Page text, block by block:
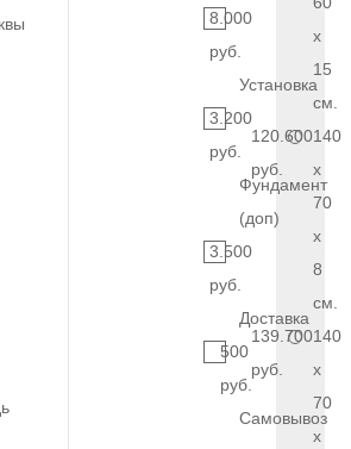
8.000
руб.
Установка
3.200
руб.
Фундамент
(доп)
3.500
руб.
Доставка
500
руб.
Самовывоз
x
15
см.
120.600
руб.
140
x
70
x
8
см.
139.700
руб.
140
x
70
x